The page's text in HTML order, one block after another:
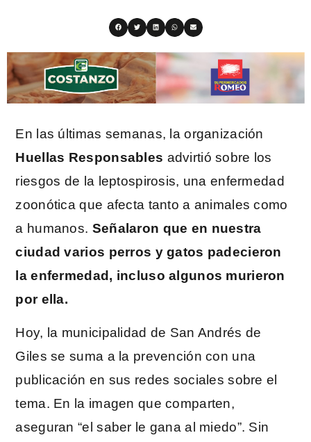
En las últimas semanas, la organización
Huellas Responsables advirtió sobre los
riesgos de la leptospirosis, una enfermedad
zoonótica que afecta tanto a animales como
a humanos. Señalaron que en nuestra
ciudad varios perros y gatos padecieron
la enfermedad, incluso algunos murieron
por ella.
Hoy, la municipalidad de San Andrés de
Giles se suma a la prevención con una
publicación en sus redes sociales sobre el
tema. En la imagen que comparten,
aseguran “el saber le gana al miedo”. Sin